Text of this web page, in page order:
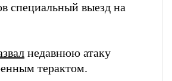
специальный выезд на
недавнюю атаку
терактом.